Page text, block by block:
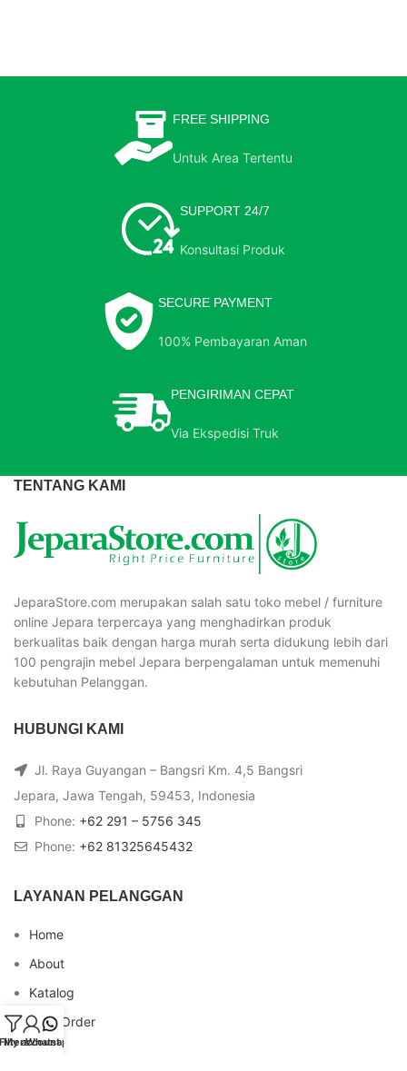
FREE SHIPPING
Untuk Area Tertentu
SUPPORT 24/7
Konsultasi Produk
SECURE PAYMENT
100% Pembayaran Aman
PENGIRIMAN CEPAT
Via Ekspedisi Truk
TENTANG KAMI
JeparaStore.com merupakan salah satu toko mebel / furniture
online Jepara terpercaya yang menghadirkan produk
berkualitas baik dengan harga murah serta didukung lebih dari
100 pengrajin mebel Jepara berpengalaman untuk memenuhi
kebutuhan Pelanggan.
HUBUNGI KAMI
Jl. Raya Guyangan – Bangsri Km. 4,5 Bangsri
Jepara, Jawa Tengah, 59453, Indonesia
Phone: +62 291 – 5756 345
Phone: +62 81325645432
LAYANAN PELANGGAN
Home
About
Katalog
Cara Order
Blog
My account
Whatsapp